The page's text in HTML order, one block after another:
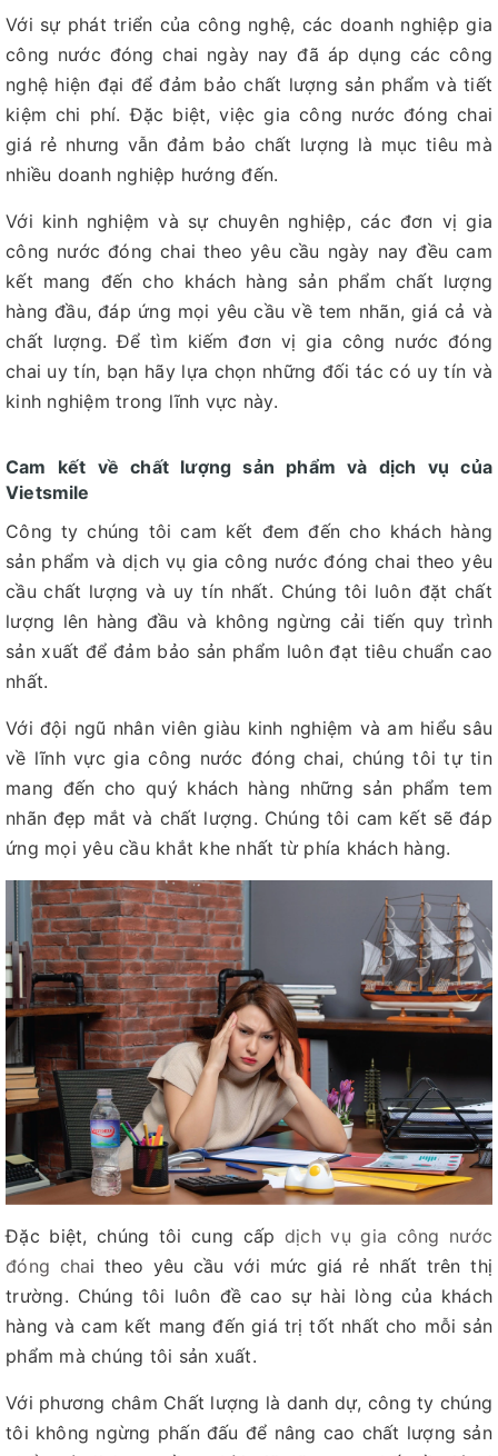
Với sự phát triển của công nghệ, các doanh nghiệp gia
công nước đóng chai ngày nay đã áp dụng các công
nghệ hiện đại để đảm bảo chất lượng sản phẩm và tiết
kiệm chi phí. Đặc biệt, việc gia công nước đóng chai
giá rẻ nhưng vẫn đảm bảo chất lượng là mục tiêu mà
nhiều doanh nghiệp hướng đến.
Với kinh nghiệm và sự chuyên nghiệp, các đơn vị gia
công nước đóng chai theo yêu cầu ngày nay đều cam
kết mang đến cho khách hàng sản phẩm chất lượng
hàng đầu, đáp ứng mọi yêu cầu về tem nhãn, giá cả và
chất lượng. Để tìm kiếm đơn vị gia công nước đóng
chai uy tín, bạn hãy lựa chọn những đối tác có uy tín và
kinh nghiệm trong lĩnh vực này.
Cam kết về chất lượng sản phẩm và dịch vụ của
Vietsmile
Công ty chúng tôi cam kết đem đến cho khách hàng
sản phẩm và dịch vụ gia công nước đóng chai theo yêu
cầu chất lượng và uy tín nhất. Chúng tôi luôn đặt chất
lượng lên hàng đầu và không ngừng cải tiến quy trình
sản xuất để đảm bảo sản phẩm luôn đạt tiêu chuẩn cao
nhất.
Với đội ngũ nhân viên giàu kinh nghiệm và am hiểu sâu
về lĩnh vực gia công nước đóng chai, chúng tôi tự tin
mang đến cho quý khách hàng những sản phẩm tem
nhãn đẹp mắt và chất lượng. Chúng tôi cam kết sẽ đáp
ứng mọi yêu cầu khắt khe nhất từ phía khách hàng.
Đặc biệt, chúng tôi cung cấp dịch vụ gia công nước
đóng chai theo yêu cầu với mức giá rẻ nhất trên thị
trường. Chúng tôi luôn đề cao sự hài lòng của khách
hàng và cam kết mang đến giá trị tốt nhất cho mỗi sản
phẩm mà chúng tôi sản xuất.
Với phương châm Chất lượng là danh dự, công ty chúng
tôi không ngừng phấn đấu để nâng cao chất lượng sản